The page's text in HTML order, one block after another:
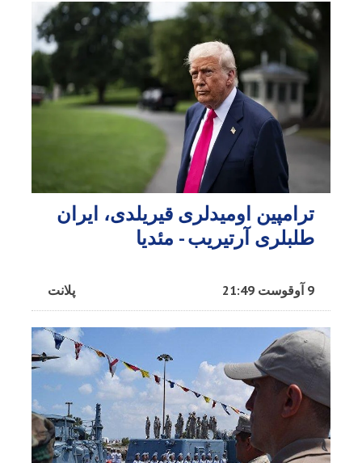
ترامپین اومیدلری قیریلدی، ایران
طلبلری آرتیریب - مئدیا
پلانت 9 آوقوست 21:49